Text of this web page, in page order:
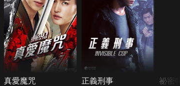
真愛魔咒 正義刑事 祕密